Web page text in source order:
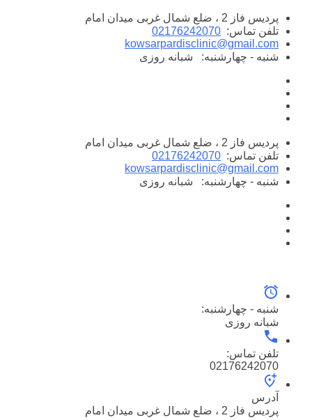
پرش
محتوا
پردیس فاز 2 ، ضلع شمال غربی میدان امام
تلفن تماس: 02176242070
kowsarpardisclinic@gmail.com
شنبه - چهارشنبه:
شبانه روزی
پردیس فاز 2 ، ضلع شمال غربی میدان امام
تلفن تماس: 02176242070
kowsarpardisclinic@gmail.com
شنبه - چهارشنبه:
شبانه روزی
شنبه - چهارشنبه:
شبانه روزی
تلفن تماس:
02176242070
آدرس
پردیس فاز 2 ، ضلع شمال غربی میدان امام